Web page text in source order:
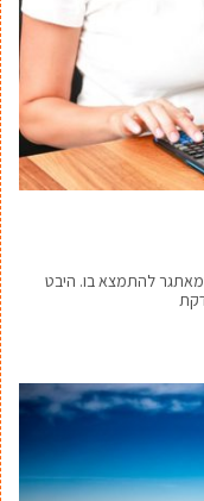
להתמצא בו. היבט